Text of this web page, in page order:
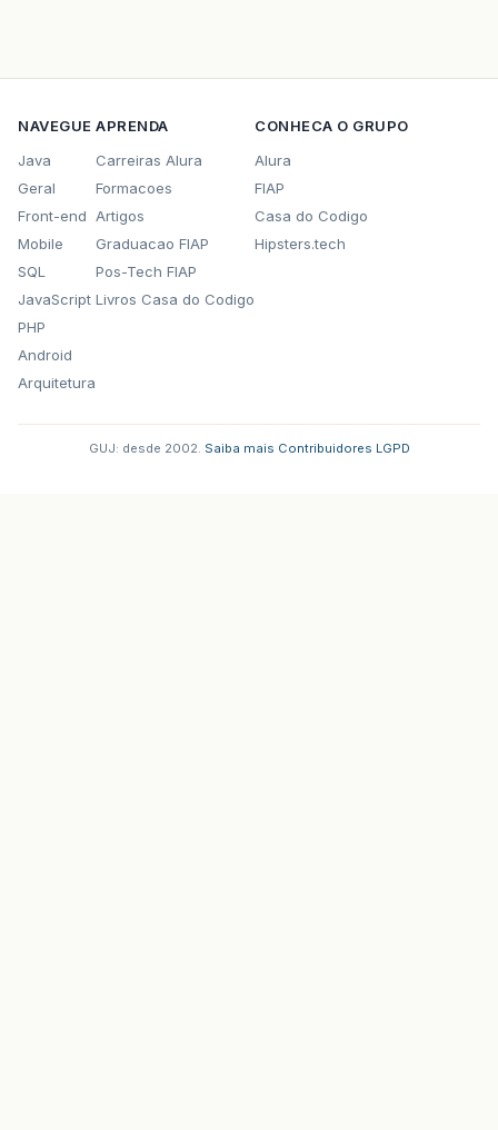
NAVEGUE
Java
Geral
Front-end
Mobile
SQL
JavaScript
PHP
Android
Arquitetura
APRENDA
Carreiras Alura
Formacoes
Artigos
Graduacao FIAP
Pos-Tech FIAP
Livros Casa do Codigo
CONHECA O GRUPO
Alura
FIAP
Casa do Codigo
Hipsters.tech
GUJ: desde 2002. Saiba mais Contribuidores LGPD